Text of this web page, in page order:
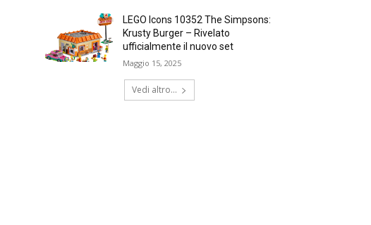
LEGO Icons 10352 The Simpsons:
Krusty Burger – Rivelato
ufficialmente il nuovo set
Maggio 15, 2025
Vedi altro...